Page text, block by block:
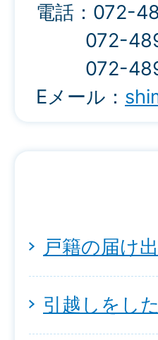
電話：072-
072-489-
072-489-
Eメール：
戸籍の届け
引越しをし